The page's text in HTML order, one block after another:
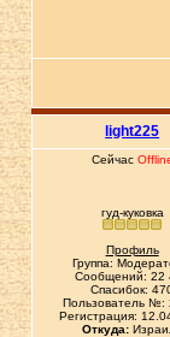
light225
Сейчас
гуд-куковка
Профиль
Группа:
Сообщений: 22
Спасибок:
Пользователь №:
Регистрация:
Откуда: